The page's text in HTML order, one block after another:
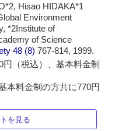
Hisao HIDAKA*1
Environment
*2Institute of
of Science
48 (8)767-814, 1999.
（税込）、基本料金制
本料金制の方共に770円
を見る